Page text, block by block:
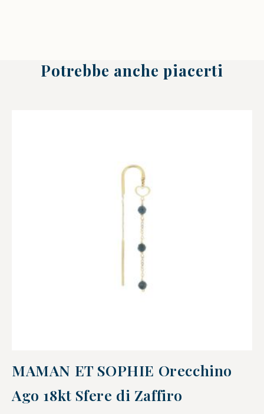
Potrebbe anche piacerti
MAMAN ET SOPHIE Orecchino
Ago 18kt Sfere di Zaffiro